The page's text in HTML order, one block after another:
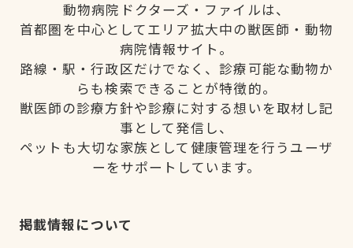
動物病院ドクターズ・ファイルは、
首都圏を中心としてエリア拡大中の獣医師・動物
病院情報サイト。
路線・駅・行政区だけでなく、診療可能な動物か
らも検索できることが特徴的。
獣医師の診療方針や診療に対する想いを取材し記
事として発信し、
ペットも大切な家族として健康管理を行うユーザ
ーをサポートしています。
掲載情報について